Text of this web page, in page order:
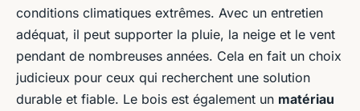
conditions climatiques extrêmes. Avec un entretien
adéquat, il peut supporter la pluie, la neige et le vent
pendant de nombreuses années. Cela en fait un choix
judicieux pour ceux qui recherchent une solution
durable et fiable. Le bois est également un matériau